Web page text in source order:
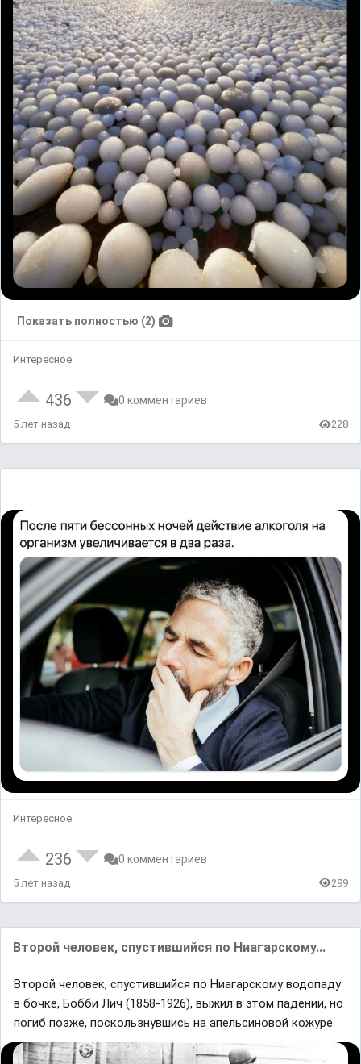
Показать полностью (2)
Интересное
436 0 комментариев
5 лет назад 228
Интересное
236 0 комментариев
5 лет назад 299
Второй человек, спустившийся по Ниагарскому...
Второй человек, спустившийся по Ниагарскому водопаду
в бочке, Бобби Лич (1858-1926), выжил в этом падении, но
погиб позже, поскользнувшись на апельсиновой кожуре.